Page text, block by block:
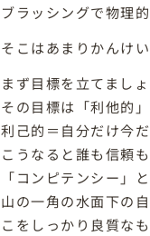
ブラッシングで物理
そこはあまりかんけ
まず目標を立てましょ
その目標は「利他的」
利己的＝自分だけ今
こうなると誰も信頼
「コンピテンシー」
山の一角の水面下の
こをしっかり良質な